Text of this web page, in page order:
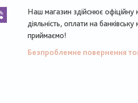
Наш магазин здійснює офіційну
діяльність, оплати на банківську
приймаємо!
Безпроблемне повернення